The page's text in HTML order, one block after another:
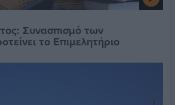
Συνασπισμό των
το Επιμελητήριο